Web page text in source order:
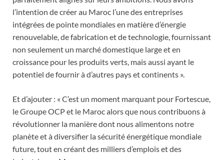
l’intention de créer au Maroc l’une des entreprises
intégrées de pointe mondiales en matière d’énergie
renouvelable, de fabrication et de technologie, fournissant
non seulement un marché domestique large et en
croissance pour les produits verts, mais aussi ayant le
potentiel de fournir à d’autres pays et continents ».
Et d’ajouter : « C’est un moment marquant pour Fortescue,
le Groupe OCP et le Maroc alors que nous contribuons à
révolutionner la manière dont nous alimentons notre
planète et à diversifier la sécurité énergétique mondiale
future, tout en créant des milliers d’emplois et des